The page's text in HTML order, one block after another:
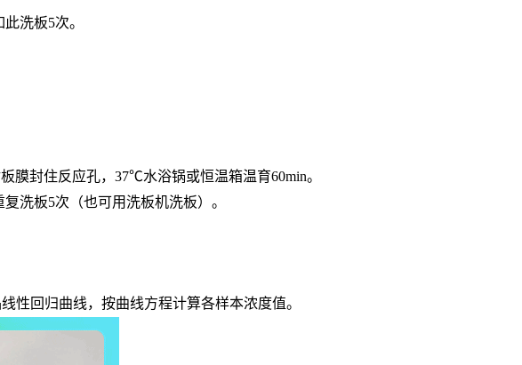
洗板5次。
膜封住反应孔，37℃水浴锅或恒温箱温育60min。
洗板5次（也可用洗板机洗板）。
性回归曲线，按曲线方程计算各样本浓度值。